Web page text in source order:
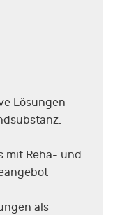
Lösungen
mit Reha- und
als